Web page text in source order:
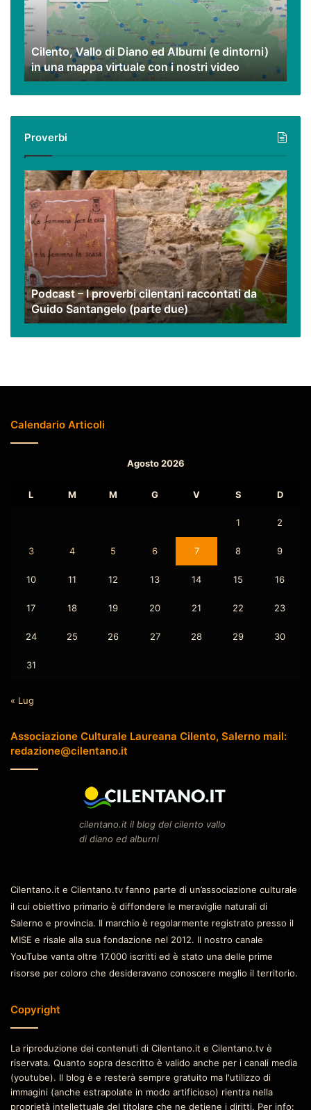
Alburni
(e
dintorni)
una
mappa
virtuale
nostri
video
Cilento, Vallo di Diano ed Alburni (e dintorni)
in una mappa virtuale con i nostri video
Proverbi
Podcast
–
I
proverbi
cilentani
raccontati
da
Guido
Santangelo
(parte
due)
Podcast – I proverbi cilentani raccontati da
Guido Santangelo (parte due)
Calendario Articoli
Agosto 2026
L M M G V S D
1 2
3 4 5 6 7 8 9
10 11 12 13 14 15 16
17 18 19 20 21 22 23
24 25 26 27 28 29 30
31
« Lug
Associazione Culturale Laureana Cilento, Salerno mail:
redazione@cilentano.it
cilentano.it il blog del cilento vallo
di diano ed alburni
Cilentano.it e Cilentano.tv fanno parte di un’associazione culturale
il cui obiettivo primario è diffondere le meraviglie naturali di
Salerno e provincia. Il marchio è regolarmente registrato presso il
MISE e risale alla sua fondazione nel 2012. Il nostro canale
YouTube vanta oltre 17.000 iscritti ed è stato una delle prime
risorse per coloro che desideravano conoscere meglio il territorio.
Copyright
La riproduzione dei contenuti di Cilentano.it e Cilentano.tv è
riservata. Quanto sopra descritto è valido anche per i canali media
(youtube). Il blog è e resterà sempre gratuito ma l'utilizzo di
immagini (anche estrapolate in modo artificioso) rientra nella
proprietà intellettuale del titolare che ne detiene i diritti. Per info: